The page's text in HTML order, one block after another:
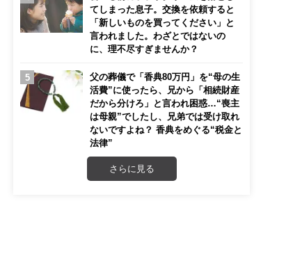
てしまった息子。交換を依頼すると
「新しいものを買ってください」と
言われました。わざとではないの
に、理不尽すぎませんか？
父の葬儀で「香典80万円」を“母の生
活費”に使ったら、兄から「相続財産
だから分けろ」と言われ困惑…“喪主
は母親”でしたし、兄弟では受け取れ
ないですよね？ 香典をめぐる“税金と
法律”
さらに見る